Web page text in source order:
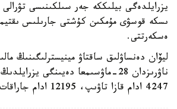
يزرايلدەگى بيلىككە جەر سىلكىنىسى
ىسكە قوسۋى مۇمكىن كۇشتى جارىلىس
ەسكەرتتى.
ناۋرىزدان 28-ماۋسىمعا دەيىنگى
4247 ادام قازا تاۋىپ، 12195 ادام جاراقات الدى.